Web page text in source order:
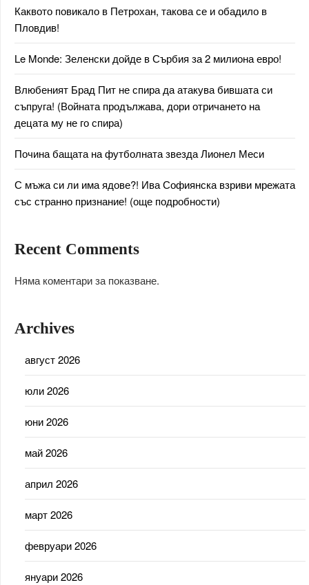
Каквото повикало в Петрохан, такова се и обадило в
Пловдив!
Le Monde: Зеленски дойде в Сърбия за 2 милиона евро!
Влюбеният Брад Пит не спира да атакува бившата си
съпруга! (Войната продължава, дори отричането на
децата му не го спира)
Почина бащата на футболната звезда Лионел Меси
С мъжа си ли има ядове?! Ива Софиянска взриви мрежата
със странно признание! (още подробности)
Recent Comments
Няма коментари за показване.
Archives
август 2026
юли 2026
юни 2026
май 2026
април 2026
март 2026
февруари 2026
януари 2026